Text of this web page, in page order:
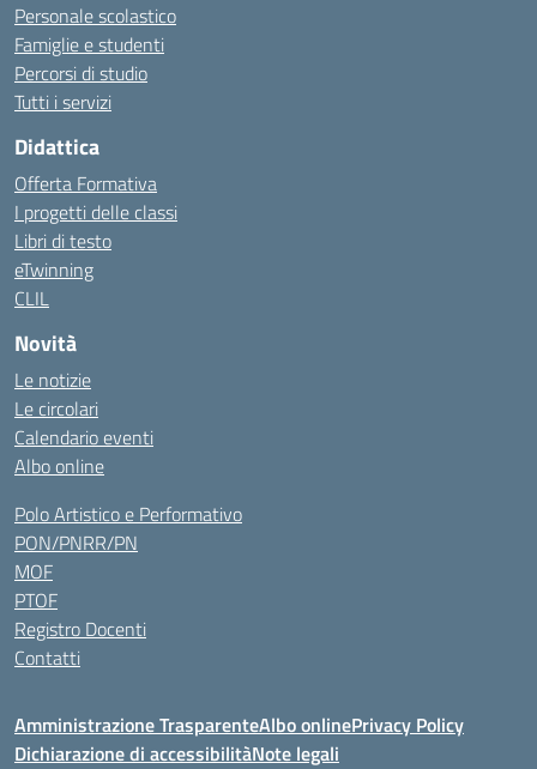
Personale scolastico
Famiglie e studenti
Percorsi di studio
Tutti i servizi
Didattica
Offerta Formativa
I progetti delle classi
Libri di testo
eTwinning
CLIL
Novità
Le notizie
Le circolari
Calendario eventi
Albo online
Polo Artistico e Performativo
PON/PNRR/PN
MOF
PTOF
Registro Docenti
Contatti
Amministrazione TrasparenteAlbo onlinePrivacy Policy
Dichiarazione di accessibilitàNote legali